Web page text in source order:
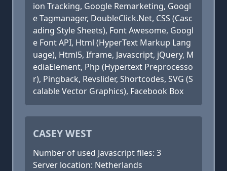
ion Tracking, Google Remarketing, Googl
e Tagmanager, DoubleClick.Net, CSS (Casc
ading Style Sheets), Font Awesome, Googl
e Font API, Html (HyperText Markup Lang
uage), Html5, Iframe, Javascript, jQuery, M
ediaElement, Php (Hypertext Preprocesso
r), Pingback, Revslider, Shortcodes, SVG (S
calable Vector Graphics), Facebook Box
CASEY WEST
Number of used Javascript files: 3
Server location: Netherlands